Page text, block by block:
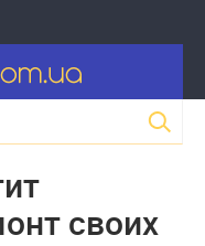
своих